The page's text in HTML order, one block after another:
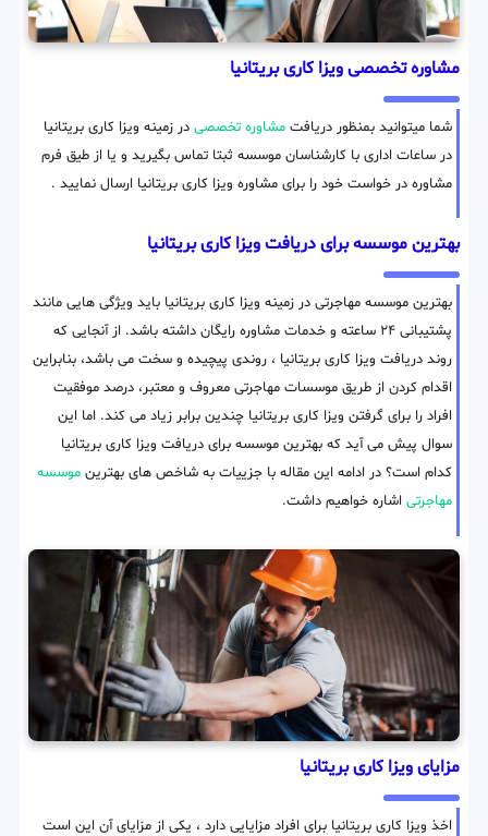
مشاوره تخصصی ویزا کاری بریتانیا
شما میتوانید بمنظور دریافت مشاوره تخصصی در زمینه ویزا کاری بریتانیا
در ساعات اداری با کارشناسان موسسه ثبتا تماس بگیرید و یا از طیق فرم
مشاوره در خواست خود را برای مشاوره ویزا کاری بریتانیا ارسال نمایید .
بهترین موسسه برای دریافت ویزا کاری بریتانیا
بهترین موسسه مهاجرتی در زمینه ویزا کاری بریتانیا باید ویژگی هایی مانند
پشتیبانی ۲۴ ساعته و خدمات مشاوره رایگان داشته باشد. از آنجایی که
روند دریافت ویزا کاری بریتانیا ، روندی پیچیده و سخت می باشد، بنابراین
اقدام کردن از طریق موسسات مهاجرتی معروف و معتبر، درصد موفقیت
افراد را برای گرفتن ویزا کاری بریتانیا چندین برابر زیاد می کند. اما این
سوال پیش می آید که بهترین موسسه برای دریافت ویزا کاری بریتانیا
کدام است؟ در ادامه این مقاله با جزییات به شاخص های بهترین موسسه
مهاجرتی اشاره خواهیم داشت.
مزایای ویزا کاری بریتانیا
اخذ ویزا کاری بریتانیا برای افراد مزایایی دارد ، یکی از مزایای آن این است